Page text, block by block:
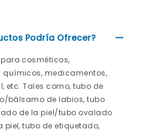
Podría Ofrecer?
para cosméticos,
químicos, medicamentos,
etc. Tales como, tubo de
bálsamo de labios, tubo
de la piel/tubo ovalado
tubo de etiquetado,